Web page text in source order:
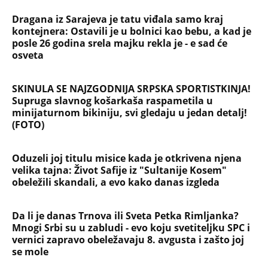
Dragana iz Sarajeva je tatu viđala samo kraj
kontejnera: Ostavili je u bolnici kao bebu, a kad je
posle 26 godina srela majku rekla je - e sad će
osveta
SKINULA SE NAJZGODNIJA SRPSKA SPORTISTKINJA!
Supruga slavnog košarkaša raspametila u
minijaturnom bikiniju, svi gledaju u jedan detalj!
(FOTO)
Oduzeli joj titulu misice kada je otkrivena njena
velika tajna: Život Safije iz "Sultanije Kosem"
obeležili skandali, a evo kako danas izgleda
Da li je danas Trnova ili Sveta Petka Rimljanka?
Mnogi Srbi su u zabludi - evo koju svetiteljku SPC i
vernici zapravo obeležavaju 8. avgusta i zašto joj
se mole